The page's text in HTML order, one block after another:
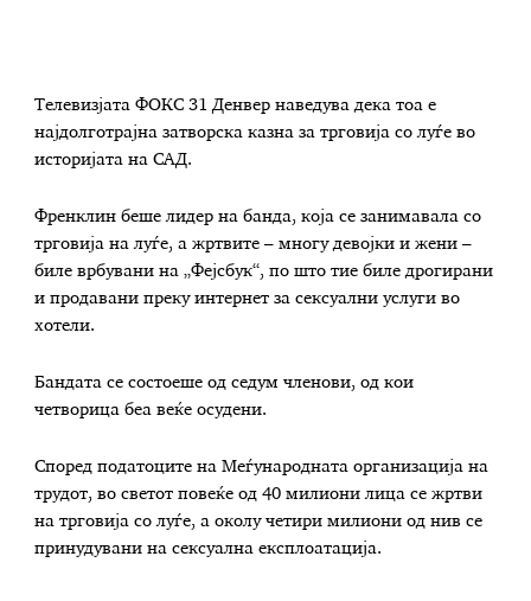
Телевизјата ФОКС 31 Денвер наведува дека тоа е
најдолготрајна затворска казна за трговија со луѓе во
историјата на САД.
Френклин беше лидер на банда, која се занимавала со
трговија на луѓе, а жртвите – многу девојки и жени –
биле врбувани на „Фејсбук“, по што тие биле дрогирани
и продавани преку интернет за сексуални услуги во
хотели.
Бандата се состоеше од седум членови, од кои
четворица беа веќе осудени.
Според податоците на Меѓународната организација на
трудот, во светот повеќе од 40 милиони лица се жртви
на трговија со луѓе, а околу четири милиони од нив се
принудувани на сексуална експлоатација.